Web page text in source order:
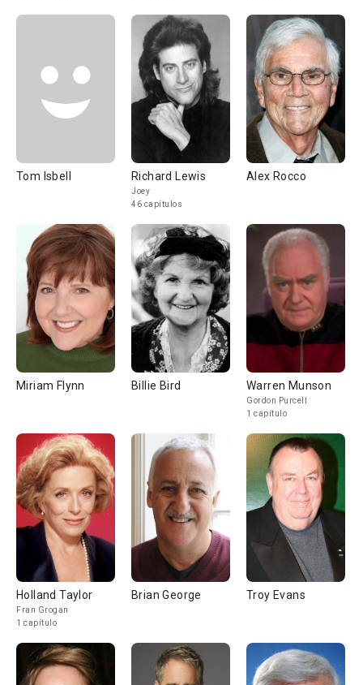
Tom Isbell Richard Lewis
Joey
46 capítulos
Alex Rocco
Miriam Flynn Billie Bird Warren Munson
Gordon Purcell
1 capítulo
Holland Taylor
Fran Grogan
1 capítulo
Brian George Troy Evans